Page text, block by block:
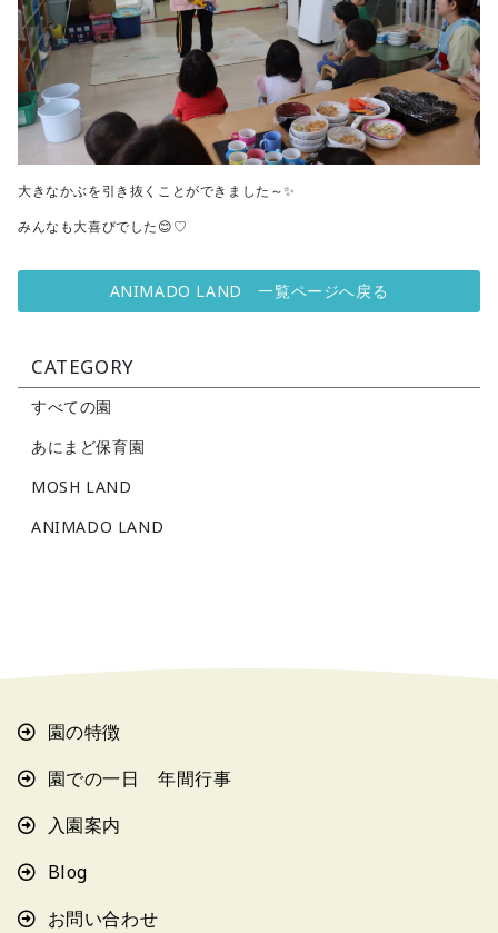
大きなかぶを引き抜くことができました～✨
みんなも大喜びでした😊♡
ANIMADO LAND 一覧ページへ戻る
CATEGORY
すべての園
あにまど保育園
MOSH LAND
ANIMADO LAND
園の特徴
園での一日 年間行事
入園案内
Blog
お問い合わせ